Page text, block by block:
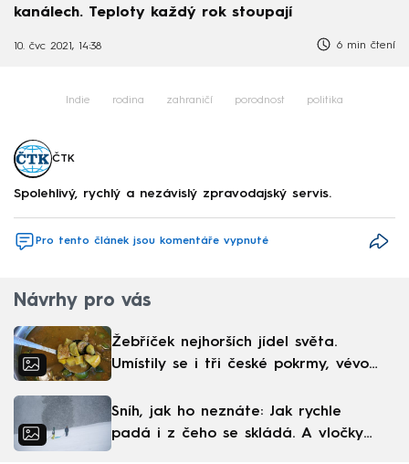
kanálech. Teploty každý rok stoupají
10. čvc 2021, 14:38 6 min čtení
Indie rodina zahraničí porodnost politika
ČTK
Spolehlivý, rychlý a nezávislý zpravodajský servis.
Pro tento článek jsou komentáře vypnuté
Návrhy pro vás
Žebříček nejhorších jídel světa.
Umístily se i tři české pokrmy, vévodí
Sníh, jak ho neznáte: Jak rychle
padá i z čeho se skládá. A vločky